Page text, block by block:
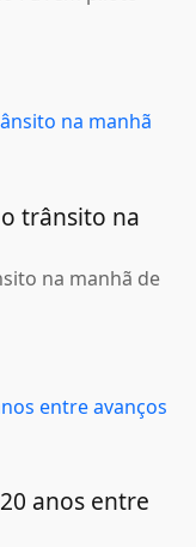
trânsito na
na manhã de
anos entre